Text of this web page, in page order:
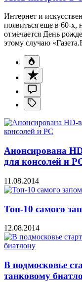
Интернет и
появиться еще в 60-х,
отмечается День
этому случаю
Анонсирована
для консолей и
11.08.2014
Топ-10 самого
12.08.2014
В подмосковье
танковому